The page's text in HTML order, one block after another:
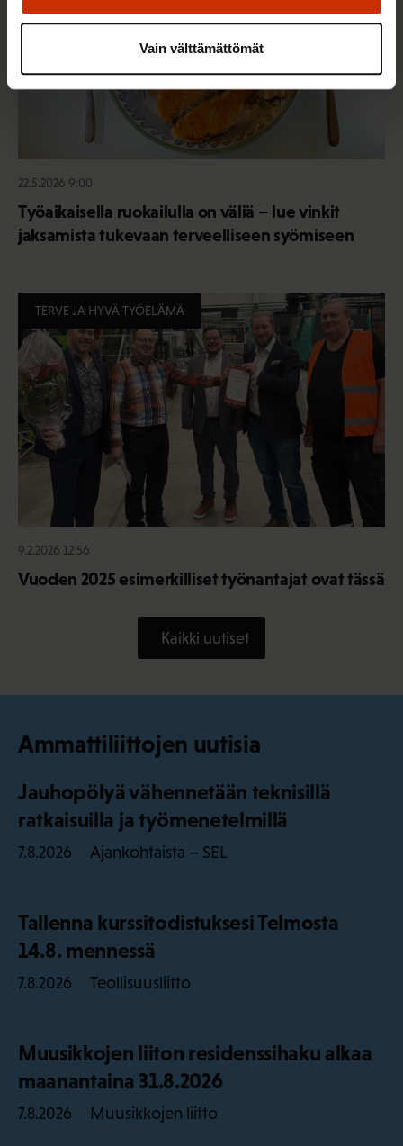
Vain välttämättömät
22.5.2026 9:00
Työaikaisella ruokailulla on väliä – lue vinkit
jaksamista tukevaan terveelliseen syömiseen
TERVE JA HYVÄ TYÖELÄMÄ
9.2.2026 12:56
Vuoden 2025 esimerkilliset työnantajat ovat tässä
Kaikki uutiset
Ammattiliittojen uutisia
Jauhopölyä vähennetään teknisillä
ratkaisuilla ja työmenetelmillä
7.8.2026 Ajankohtaista – SEL
Tallenna kurssitodistuksesi Telmosta
14.8. mennessä
7.8.2026 Teollisuusliitto
Muusikkojen liiton residenssihaku alkaa
maanantaina 31.8.2026
7.8.2026 Muusikkojen liitto